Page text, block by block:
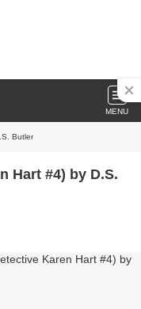
MENU
Butler
Hart #4) by D.S.